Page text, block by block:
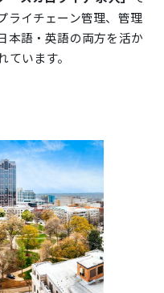
ライチェーン管理、管理
本語・英語の両方を活か
います。